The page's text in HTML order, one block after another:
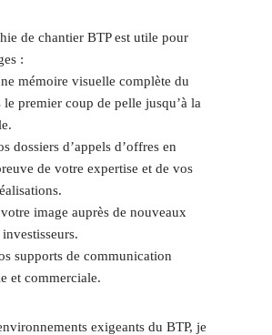
de chantier BTP est utile pour
:
mémoire visuelle complète du
premier coup de pelle jusqu’à la
dossiers d’appels d’offres en
de votre expertise et de vos
image auprès de nouveaux
supports de communication
et commerciale.
exigeants du BTP, je